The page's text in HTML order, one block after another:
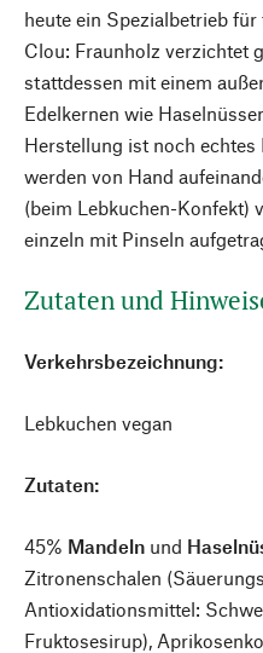
heute ein Spezialbetrieb
Clou: Fraunholz verzichtet
stattdessen mit einem
Edelkernen wie
Herstellung ist noch
werden von Hand
(beim Lebkuchen-Konfekt)
einzeln mit Pinseln
Zutaten und
Verkehrsbezeichnung:
Lebkuchen vegan
Zutaten:
45% Mandeln und
Zitronenschalen
Antioxidationsmittel:
Fruktosesirup),